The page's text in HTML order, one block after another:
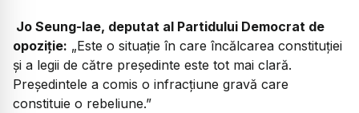
Jo Seung-lae, deputat al Partidului Democrat de
opoziție: „Este o situație în care încălcarea constituției
și a legii de către președinte este tot mai clară.
Președintele a comis o infracțiune gravă care
constituie o rebeliune.”